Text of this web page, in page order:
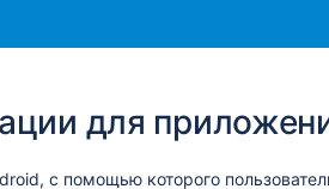
началу
баннерадля
с помощью которого